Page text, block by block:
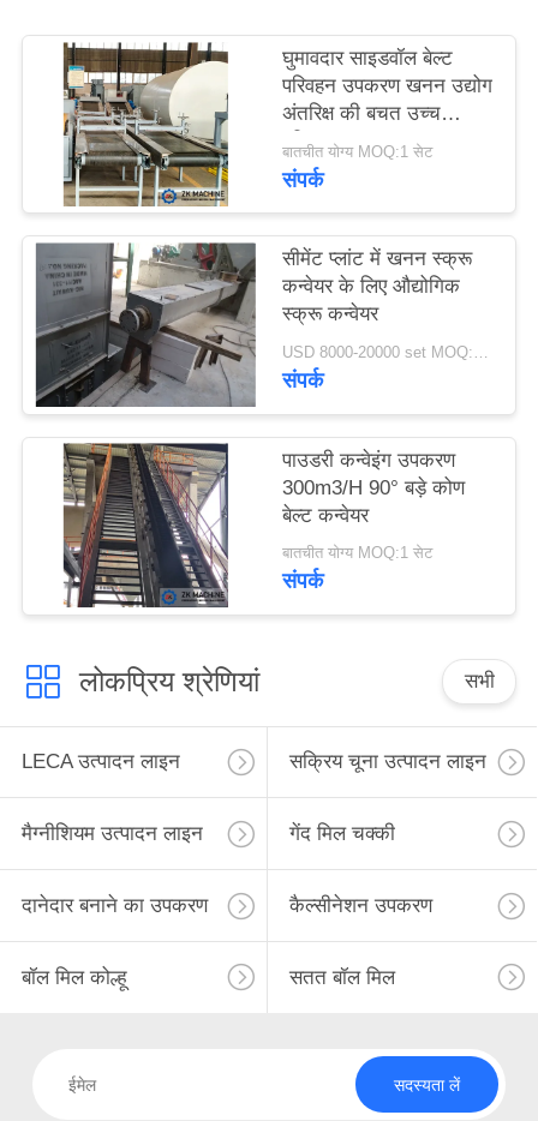
एक
उद्धरण
अनुरोध
साइटमैप
गोपनीयता
नीति
घुमावदार साइडवॉल बेल्ट
परिवहन उपकरण खनन उद्योग
अंतरिक्ष की बचत उच्च
परिवहन क्षमता
बातचीत योग्य MOQ:1 सेट
संपर्क
सीमेंट प्लांट में खनन स्क्रू
कन्वेयर के लिए औद्योगिक
स्क्रू कन्वेयर
USD 8000-20000 set MOQ:1 सेट
संपर्क
पाउडरी कन्वेइंग उपकरण
300m3/H 90° बड़े कोण
बेल्ट कन्वेयर
बातचीत योग्य MOQ:1 सेट
संपर्क
लोकप्रिय श्रेणियां सभी
LECA उत्पादन लाइन सक्रिय चूना उत्पादन लाइन
मैग्नीशियम उत्पादन लाइन गेंद मिल चक्की
दानेदार बनाने का उपकरण कैल्सीनेशन उपकरण
बॉल मिल कोल्हू सतत बॉल मिल
सदस्यता लें